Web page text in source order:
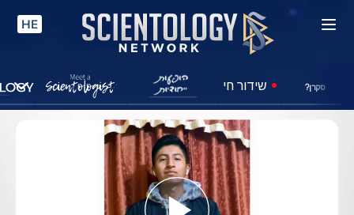
HE
סקרן? שידור חי